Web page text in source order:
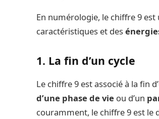
En numérologie, le chiffre 9
caractéristiques et des
1. La fin d’un cycle
Le chiffre 9 est associé à la fin
d’une phase de vie ou d’un
couramment, le chiffre 9 est le